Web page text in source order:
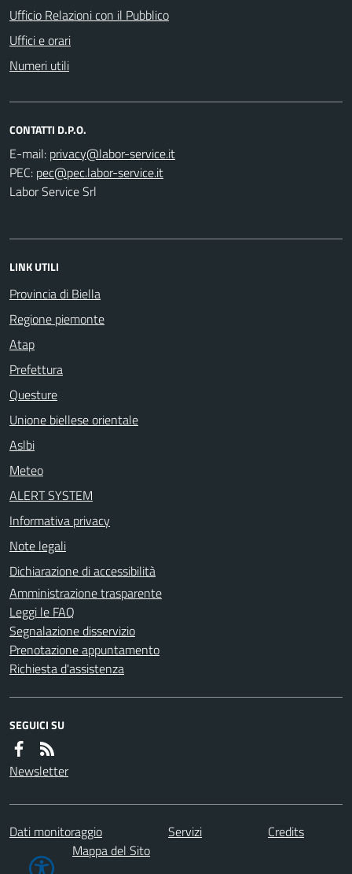
Ufficio Relazioni con il Pubblico
Uffici e orari
Numeri utili
CONTATTI D.P.O.
E-mail:
PEC:
Labor Service Srl
LINK UTILI
Provincia di Biella
Regione piemonte
Atap
Prefettura
Questure
Unione biellese orientale
Aslbi
Meteo
ALERT SYSTEM
Informativa privacy
Note legali
Dichiarazione di accessibilità
Amministrazione trasparente
Leggi le FAQ
Segnalazione disservizio
Prenotazione appuntamento
Richiesta d'assistenza
SEGUICI SU
Newsletter
Dati monitoraggio Servizi
Credits
Mappa del Sito